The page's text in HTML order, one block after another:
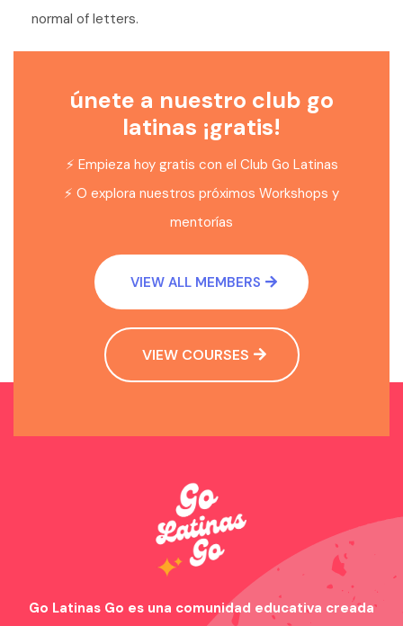
normal of letters.
únete a nuestro club go
latinas ¡gratis!
⚡️ Empieza hoy gratis con el Club Go Latinas
⚡️ O explora nuestros próximos Workshops y
mentorías
VIEW ALL MEMBERS
VIEW COURSES
Go Latinas Go es una comunidad educativa creada